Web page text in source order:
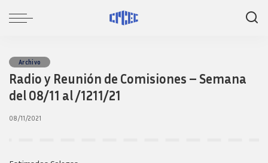
Archivo
Radio y Reunión de Comisiones – Semana
del 08/11 al /1211/21
08/11/2021